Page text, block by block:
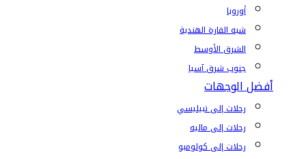
أوروبا
شبه القارة الهندية
الشرق الأوسط
جنوب شرق آسيا
أفضل الوجهات
رحلات إلى تبيليسي
رحلات إلى ماليه
رحلات إلى كولومبو